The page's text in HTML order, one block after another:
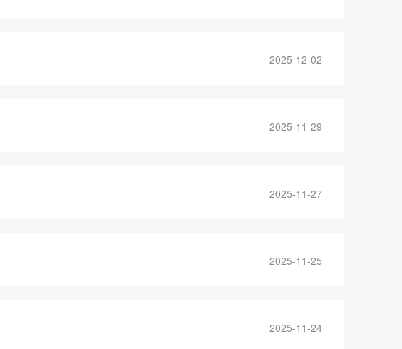
2025-12-02
2025-11-29
2025-11-27
2025-11-25
2025-11-24